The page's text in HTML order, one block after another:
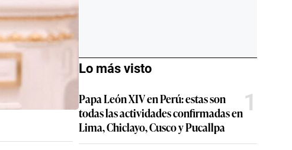
Lo más visto
Papa León XIV en Perú: estas son
todas las actividades confirmadas en
Lima, Chiclayo, Cusco y Pucallpa
1